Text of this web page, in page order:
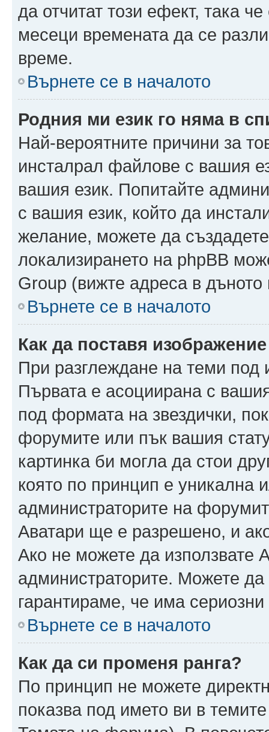
да отчитат този ефект, така
месеци времената да се
време.
Върнете се в началото
Родния ми език го няма в
Най-вероятните причини за
инсталрал файлове с вашия
вашия език. Попитайте
с вашия език, който да
желание, можете да
локализирането на phpBB
Group (вижте адреса в дъното
Върнете се в началото
Как да поставя
При разглеждане на теми под
Първата е асоциирана с
под формата на звездички,
форумите или пък вашия
картинка би могла да стои
която по принцип е уникална
администраторите на
Аватари ще е разрешено, и
Ако не можете да използвате
администраторите. Можете да
гарантираме, че има сериозни
Върнете се в началото
Как да си променя ранга?
По принцип не можете
показва под името ви в